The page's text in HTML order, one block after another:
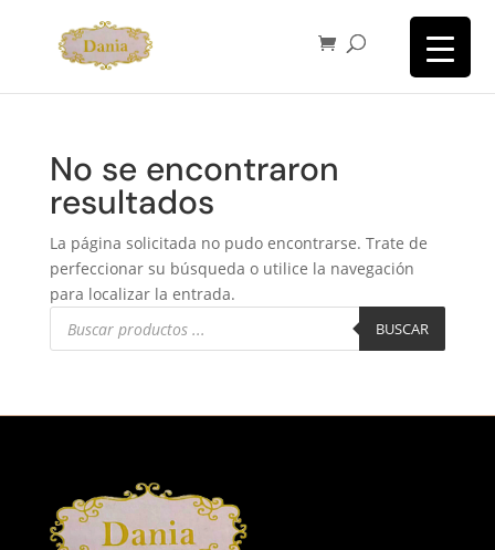
No se encontraron
resultados
La página solicitada no pudo encontrarse. Trate de
perfeccionar su búsqueda o utilice la navegación
para localizar la entrada.
Búsqueda
productos
BUSCAR